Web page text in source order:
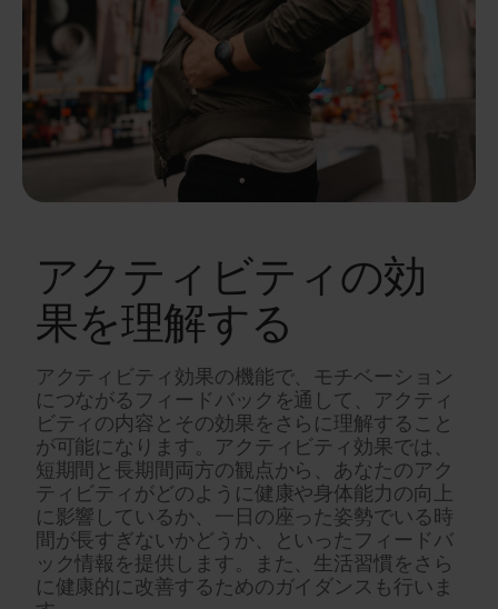
アクティビティの効
果を理解する
アクティビティ効果の機能で、モチベーション
につながるフィードバックを通して、アクティ
ビティの内容とその効果をさらに理解すること
が可能になります。アクティビティ効果では、
短期間と長期間両方の観点から、あなたのアク
ティビティがどのように健康や身体能力の向上
に影響しているか、一日の座った姿勢でいる時
間が長すぎないかどうか、といったフィードバ
ック情報を提供します。また、生活習慣をさら
に健康的に改善するためのガイダンスも行いま